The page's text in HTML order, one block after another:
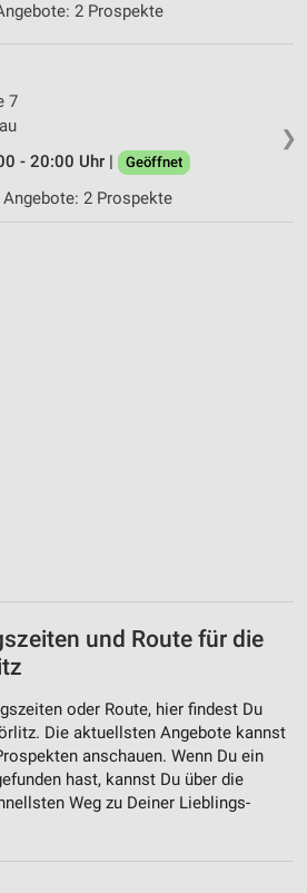
2 Prospekte
❯
7
- 20:00 Uhr |
Geöffnet
Angebote: 2 Prospekte
und Route für die
oder Route, hier findest Du
Die aktuellsten Angebote kannst
anschauen. Wenn Du ein
hast, kannst Du über die
Weg zu Deiner Lieblings-